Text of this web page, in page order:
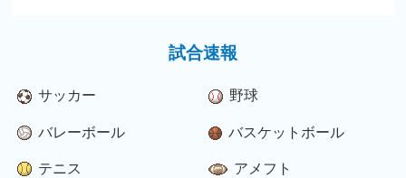
試合速報
サッカー 野球
バレーボール バスケットボール
テニス アメフト